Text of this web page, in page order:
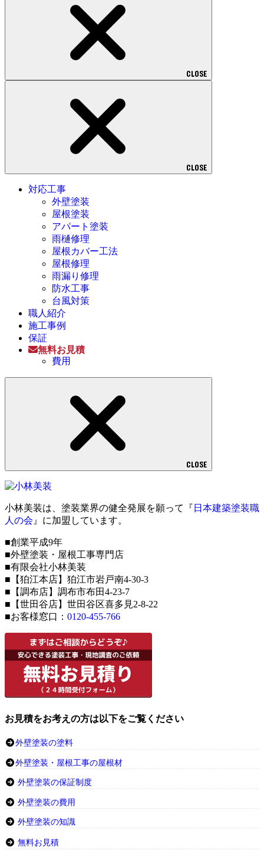
CLOSE
CLOSE
対応工事
外壁塗装
屋根塗装
アパート塗装
雨樋修理
屋根カバー工法
屋根修理
雨漏り修理
防水工事
台風対策
職人紹介
施工事例
保証
無料お見積
費用
CLOSE
小林美装は、塗装業界の健全発展を願って『 日本建築塗装職
人の会 』に加盟しています。
■創業平成9年
■外壁塗装・屋根工事専門店
■有限会社小林美装
■【狛江本店】狛江市岩戸南4-30-3
■【調布店】調布市布田4-23-7
■【世田谷店】世田谷区喜多見2-8-22
■お客様窓口： 0120-455-766
お見積をお考えの方は以下をご覧ください
外壁塗装の塗料
外壁塗装・屋根工事の屋根材
外壁塗装の保証制度
外壁塗装の費用
外壁塗装の知識
無料お見積